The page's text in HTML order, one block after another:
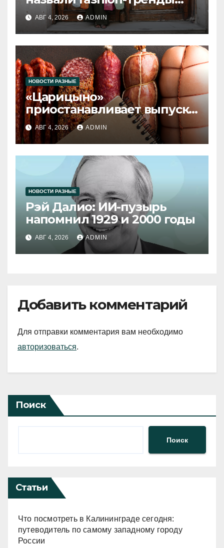
2026 года
АВГ 4, 2026 ADMIN
НОВОСТИ РАЗНЫЕ
«Царицыно»
приостанавливает выпуск
продукции
АВГ 4, 2026 ADMIN
НОВОСТИ РАЗНЫЕ
Рэй Далио: ИИ-пузырь
напомнил 1929 и 2000 годы
АВГ 4, 2026 ADMIN
Добавить комментарий
Для отправки комментария вам необходимо
авторизоваться.
Поиск
Поиск
Статьи
Что посмотреть в Калининграде сегодня:
путеводитель по самому западному городу
России